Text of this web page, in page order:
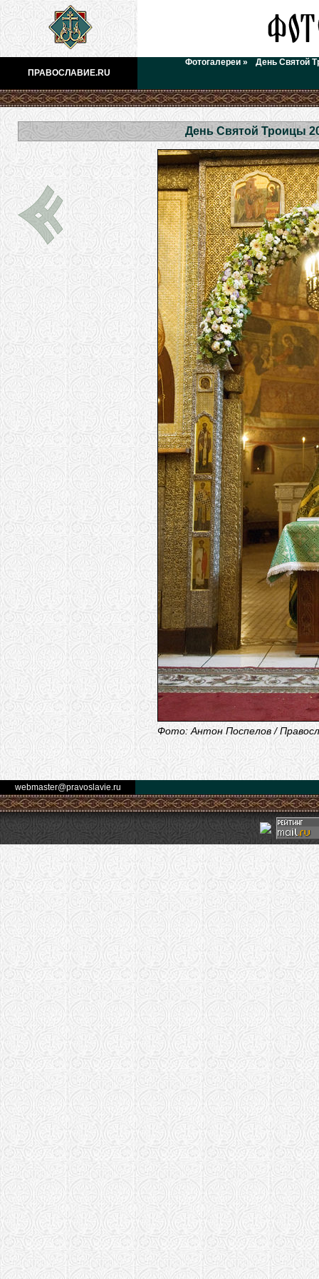
ПРАВОСЛАВИЕ.RU
Фотогалереи » День Святой
День Святой Троицы
Фото: Антон Поспелов /
webmaster@pravoslavie.ru